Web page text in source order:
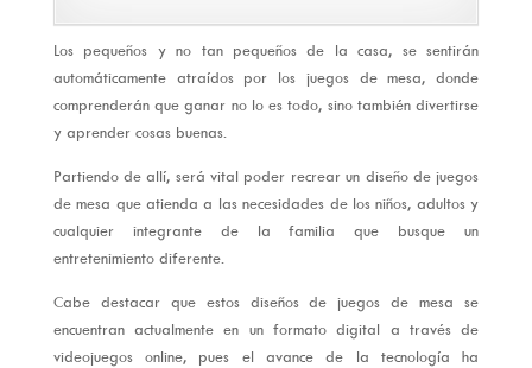
Los pequeños y no tan pequeños de la casa, se sentirán
automáticamente atraídos por los juegos de mesa, donde
comprenderán que ganar no lo es todo, sino también divertirse
y aprender cosas buenas.
Partiendo de allí, será vital poder recrear un diseño de juegos
de mesa que atienda a las necesidades de los niños, adultos y
cualquier integrante de la familia que busque un
entretenimiento diferente.
Cabe destacar que estos diseños de juegos de mesa se
encuentran actualmente en un formato digital a través de
videojuegos online, pues el avance de la tecnología ha